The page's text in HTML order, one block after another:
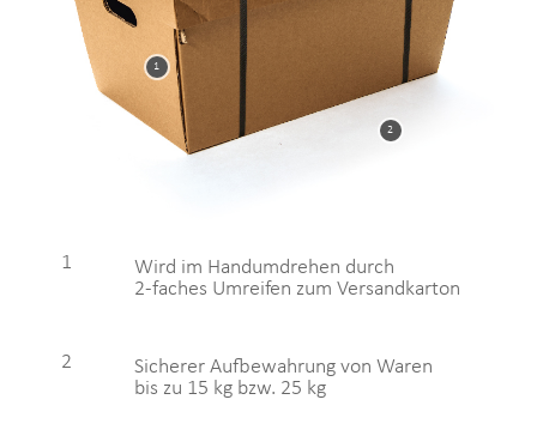
1
2
1
Wird im Handumdrehen durch
2-faches Umreifen zum Versandkarton
2
Sicherer Aufbewahrung von Waren
bis zu 15 kg bzw. 25 kg